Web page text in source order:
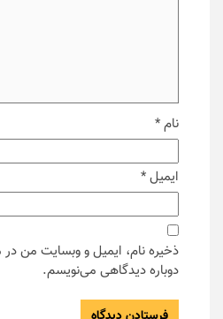
نام*
ایمیل*
ذخیره نام، ایمیل و وبسایت من در
دوباره دیدگاهی می‌نویسم.